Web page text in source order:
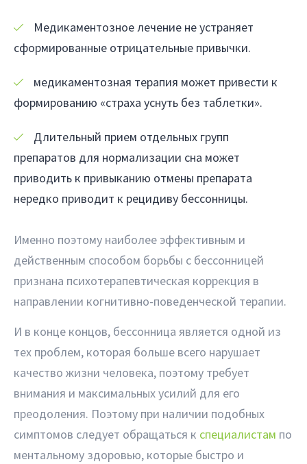
Медикаментозное лечение не устраняет
сформированные отрицательные привычки.
медикаментозная терапия может привести к
формированию «страха уснуть без таблетки».
Длительный прием отдельных групп
препаратов для нормализации сна может
приводить к привыканию отмены препарата
нередко приводит к рецидиву бессонницы.
Именно поэтому наиболее эффективным и
действенным способом борьбы с бессонницей
признана психотерапевтическая коррекция в
направлении когнитивно-поведенческой терапии.
И в конце концов, бессонница является одной из
тех проблем, которая больше всего нарушает
качество жизни человека, поэтому требует
внимания и максимальных усилий для его
преодоления. Поэтому при наличии подобных
симптомов следует обращаться к специалистам по
ментальному здоровью, которые быстро и